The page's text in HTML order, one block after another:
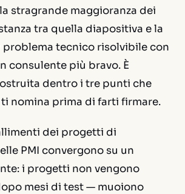
stragrande maggioranza dei
tra quella diapositiva e la
problema tecnico risolvibile con
consulente più bravo. È
dentro i tre punti che
nomina prima di farti firmare.
dei progetti di
PMI convergono su un
i progetti non vengono
mesi di test — muoiono